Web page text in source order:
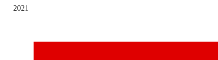
2021